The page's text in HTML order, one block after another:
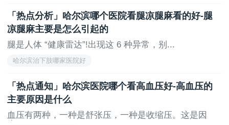
「热点分析」哈尔滨哪个医院看腿凉腿麻看的好-腿
凉腿麻主要是怎么引起的
腿是人体 “健康雷达”!出现这 6 种异常，别...
哈尔滨治下肢哪家医院好
「热点通知」哈尔滨医院哪个看高血压好-高血压的
主要原因是什么
血压有两种，一种是舒张压，一种是收缩压。这是因